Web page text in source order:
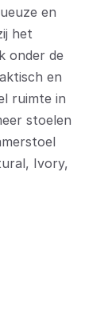
en
het
onder de
en
ruimte in
stoelen
Ivory,